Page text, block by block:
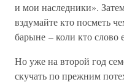
и мои наследники».
вздумайте кто посметь
барыне – коли кто слово
Но уже на второй год
скучать по прежним